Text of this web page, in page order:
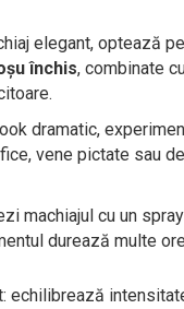
elegant, optează
închis, combinate
dramatic,
vene pictate sau
machiajul cu un
durează multe
echilibrează